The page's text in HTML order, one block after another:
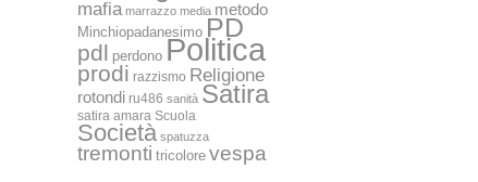
mafia marrazzo media metodo
Minchiopadanesimo PD
pdl perdono Politica
prodi razzismo Religione
rotondi ru486 sanità Satira
satira amara Scuola
Società spatuzza
tremonti tricolore vespa